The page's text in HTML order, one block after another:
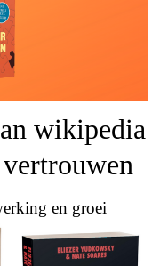
wikipedia
en groei